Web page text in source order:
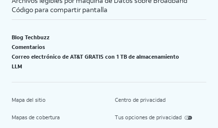
Código para compartir pantalla
Blog Techbuzz
Comentarios
Correo electrónico de AT&T GRATIS con 1 TB de almacenamiento
LLM
Mapa del sitio
Mapas de cobertura
Centro de privacidad
Tus opciones de privacidad